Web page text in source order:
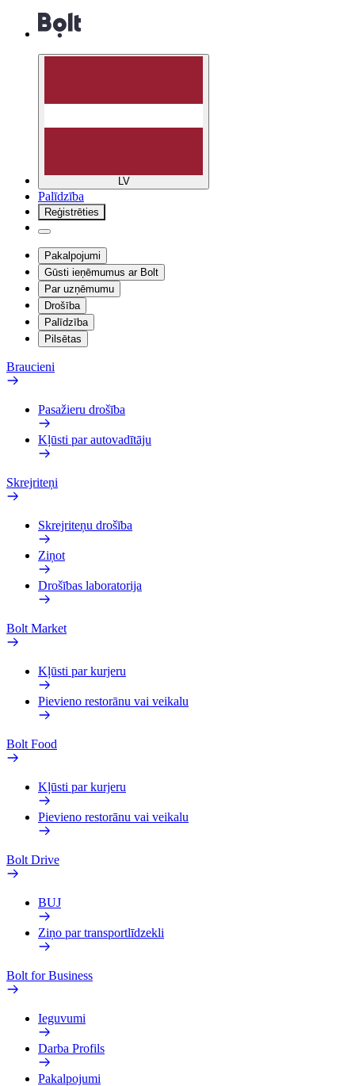
LV
Palīdzība
Reģistrēties
Pakalpojumi
Gūsti ieņēmumus ar Bolt
Par uzņēmumu
Drošība
Palīdzība
Pilsētas
Braucieni
Pasažieru drošība
Kļūsti par autovadītāju
Skrejriteņi
Skrejriteņu drošība
Ziņot
Drošības laboratorija
Bolt Market
Kļūsti par kurjeru
Pievieno restorānu vai veikalu
Bolt Food
Kļūsti par kurjeru
Pievieno restorānu vai veikalu
Bolt Drive
BUJ
Ziņo par transportlīdzekli
Bolt for Business
Ieguvumi
Darba Profils
Pakalpojumi